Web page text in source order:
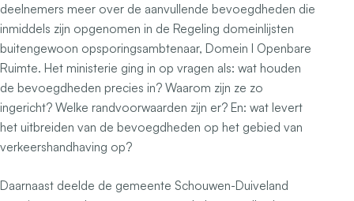
deelnemers meer over de aanvullende bevoegdheden die
inmiddels zijn opgenomen in de Regeling domeinlijsten
buitengewoon opsporingsambtenaar, Domein I Openbare
Ruimte. Het ministerie ging in op vragen als: wat houden
de bevoegdheden precies in? Waarom zijn ze zo
ingericht? Welke randvoorwaarden zijn er? En: wat levert
het uitbreiden van de bevoegdheden op het gebied van
verkeershandhaving op?
Daarnaast deelde de gemeente Schouwen-Duiveland